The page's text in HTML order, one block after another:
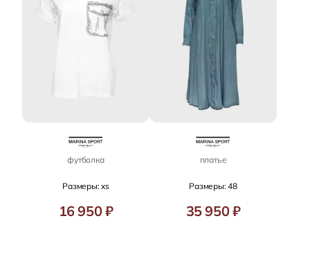
футболка
Размеры: xs
16 950 ₽
платье
Размеры: 48
35 950 ₽